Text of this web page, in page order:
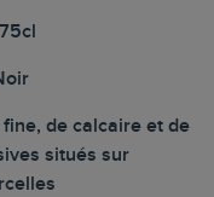
fine, de calcaire et de
situés sur